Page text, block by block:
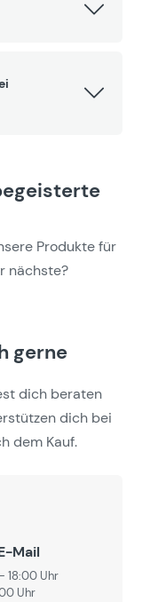
Produkte für
nächste?
gerne
dich beraten
dich bei
dem Kauf.
Mail
18:00 Uhr
Uhr